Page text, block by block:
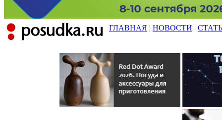
ГЛАВНАЯ ¦ НОВОСТИ ¦